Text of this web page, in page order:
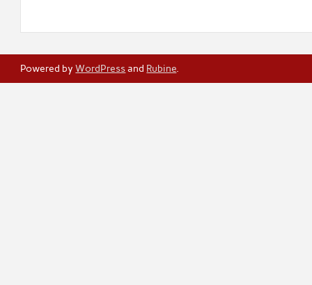
Powered byWordPressand Rubine